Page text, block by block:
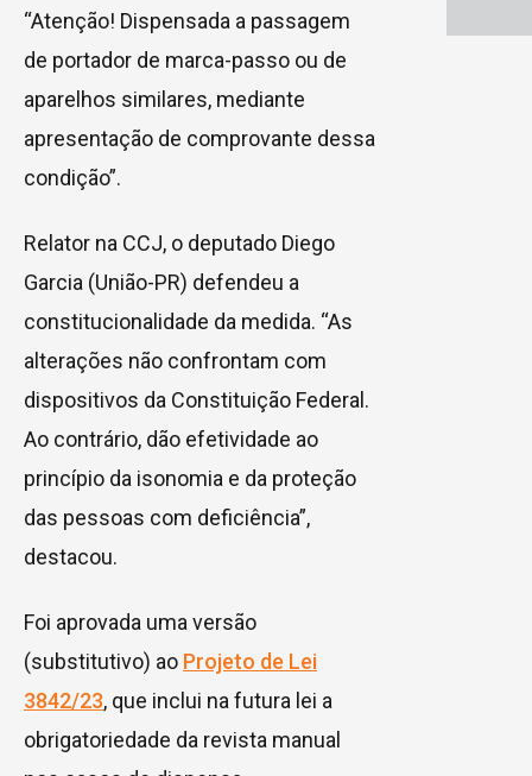
“Atenção! Dispensada a passagem
de portador de marca-passo ou de
aparelhos similares, mediante
apresentação de comprovante dessa
condição”.
Relator na CCJ, o deputado Diego
Garcia (União-PR) defendeu a
constitucionalidade da medida. “As
alterações não confrontam com
dispositivos da Constituição Federal.
Ao contrário, dão efetividade ao
princípio da isonomia e da proteção
das pessoas com deficiência”,
destacou.
Foi aprovada uma versão
(substitutivo) ao Projeto de Lei
3842/23, que inclui na futura lei a
obrigatoriedade da revista manual